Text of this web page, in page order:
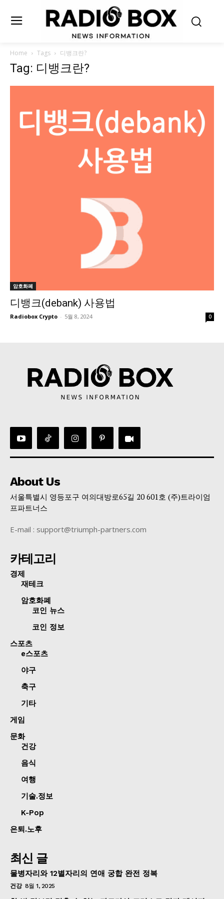
Home Tags 디뱅크란?
Tag: 디뱅크란?
암호화폐
디뱅크(debank) 사용법
Radiobox Crypto - 5월 8, 2024 0
About Us
서울특별시 영등포구 여의대방로65길 20 601호 (주)트라이엄
프파트너스
E-mail : support@triumph-partners.com
카테고리
경제
재테크
암호화폐
코인 뉴스
코인 정보
스포츠
e스포츠
야구
축구
기타
게임
문화
건강
음식
여행
기술.정보
K-Pop
은퇴.노후
최신 글
물병자리와 12별자리의 연애 궁합 완전 정복
건강 8월 1, 2025